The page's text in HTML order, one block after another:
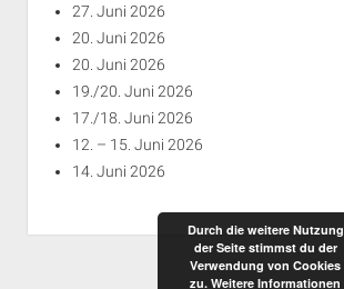
27. Juni 2026
20. Juni 2026
20. Juni 2026
19./20. Juni 2026
17./18. Juni 2026
12. – 15. Juni 2026
14. Juni 2026
Durch die weitere Nutzung
der Seite stimmst du der
Verwendung von Cookies
zu. Weitere Informationen